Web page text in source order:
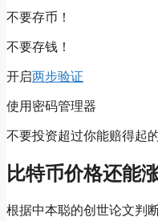
不要存币！
不要存钱！
开启两步验证
使用密码管理器
不要投资超过你能赔得起
比特币价格还能
根据中本聪的创世论文判